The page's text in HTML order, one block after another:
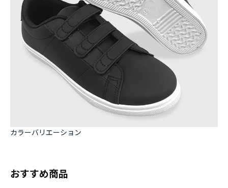
カラーバリエーション
おすすめ商品